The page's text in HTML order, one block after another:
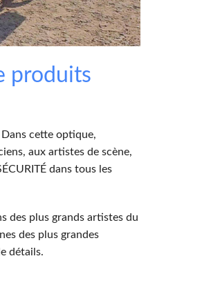
produits
cette optique,
aux artistes de scène,
dans tous les
des plus grands artistes du
des plus grandes
détails.